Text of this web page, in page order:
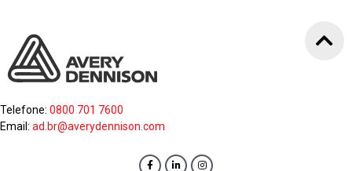
Telefone: 0800 701 7600
Email: ad.br@averydennison.com